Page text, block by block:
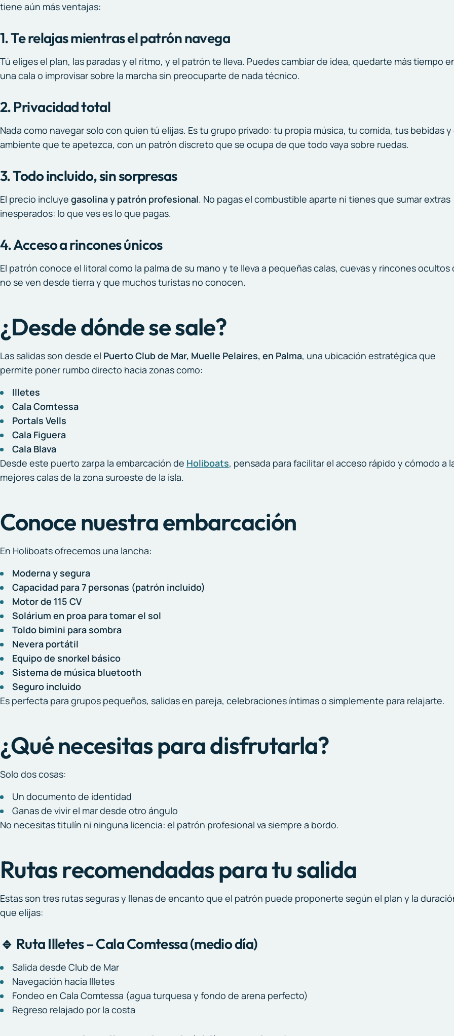
tiene aún más ventajas:
1. Te relajas mientras el patrón navega
Tú eliges el plan, las paradas y el ritmo, y el patrón te lleva. Puedes cambiar de idea, quedarte más tiempo
una cala o improvisar sobre la marcha sin preocuparte de nada técnico.
2. Privacidad total
Nada como navegar solo con quien tú elijas. Es tu grupo privado: tu propia música, tu comida, tus bebidas y
ambiente que te apetezca, con un patrón discreto que se ocupa de que todo vaya sobre ruedas.
3. Todo incluido, sin sorpresas
El precio incluye gasolina y patrón profesional. No pagas el combustible aparte ni tienes que sumar extras
inesperados: lo que ves es lo que pagas.
4. Acceso a rincones únicos
El patrón conoce el litoral como la palma de su mano y te lleva a pequeñas calas, cuevas y rincones ocultos
no se ven desde tierra y que muchos turistas no conocen.
¿Desde dónde se sale?
Las salidas son desde el Puerto Club de Mar, Muelle Pelaires, en Palma, una ubicación estratégica que
permite poner rumbo directo hacia zonas como:
Illetes
Cala Comtessa
Portals Vells
Cala Figuera
Cala Blava
Desde este puerto zarpa la embarcación de Holiboats, pensada para facilitar el acceso rápido y cómodo a
mejores calas de la zona suroeste de la isla.
Conoce nuestra embarcación
En Holiboats ofrecemos una lancha:
Moderna y segura
Capacidad para 7 personas (patrón incluido)
Motor de 115 CV
Solárium en proa para tomar el sol
Toldo bimini para sombra
Nevera portátil
Equipo de snorkel básico
Sistema de música bluetooth
Seguro incluido
Es perfecta para grupos pequeños, salidas en pareja, celebraciones íntimas o simplemente para relajarte.
¿Qué necesitas para disfrutarla?
Solo dos cosas:
Un documento de identidad
Ganas de vivir el mar desde otro ángulo
No necesitas titulín ni ninguna licencia: el patrón profesional va siempre a bordo.
Rutas recomendadas para tu salida
Estas son tres rutas seguras y llenas de encanto que el patrón puede proponerte según el plan y la
que elijas:
🔹 Ruta Illetes – Cala Comtessa (medio día)
Salida desde Club de Mar
Navegación hacia Illetes
Fondeo en Cala Comtessa (agua turquesa y fondo de arena perfecto)
Regreso relajado por la costa